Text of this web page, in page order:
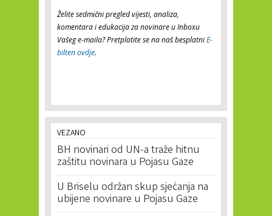
Želite sedmični pregled vijesti, analiza,
komentara i edukacija za novinare u Inboxu
Vašeg e-maila? Pretplatite se na naš besplatniE-
bilten ovdje.
VEZANO
BH novinari od UN-a traže hitnu
zaštitu novinara u Pojasu Gaze
U Briselu održan skup sjećanja na
ubijene novinare u Pojasu Gaze